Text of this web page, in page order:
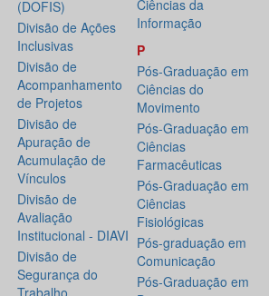
(DOFIS)
Divisão de Ações
Inclusivas
Divisão de
Acompanhamento
de Projetos
Divisão de
Apuração de
Acumulação de
Vínculos
Divisão de
Avaliação
Institucional - DIAVI
Divisão de
Segurança do
Ciências da
Informação
P
Pós-Graduação em
Ciências do
Movimento
Pós-Graduação em
Ciências
Farmacêuticas
Pós-Graduação em
Ciências
Fisiológicas
Pós-graduação em
Comunicação
Pós-Graduação em